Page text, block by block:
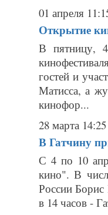
01 апреля
Открытие
В пятницу, 4
гостей и
Матисса, а
кинофор...
28 марта 14:25
В Гатчину
С 4 по 10
кино". В
России Борис
в 14 часов -